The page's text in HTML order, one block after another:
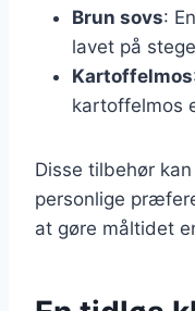
Brun sovs:
lavet på
Kartoffelmos
kartoffelmos
Disse tilbehør
personlige
at gøre måltidet